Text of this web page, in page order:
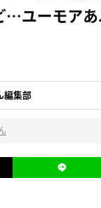
…ユーモアあ
編集部